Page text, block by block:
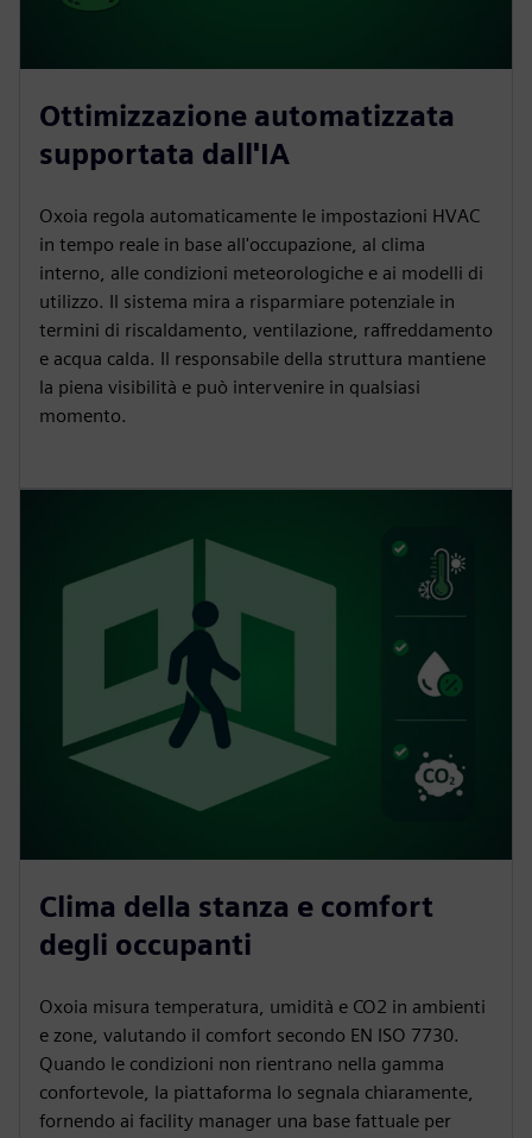
Ottimizzazione automatizzata
supportata dall'IA
Oxoia regola automaticamente le impostazioni HVAC
in tempo reale in base all'occupazione, al clima
interno, alle condizioni meteorologiche e ai modelli di
utilizzo. Il sistema mira a risparmiare potenziale in
termini di riscaldamento, ventilazione, raffreddamento
e acqua calda. Il responsabile della struttura mantiene
la piena visibilità e può intervenire in qualsiasi
momento.
Clima della stanza e comfort
degli occupanti
Oxoia misura temperatura, umidità e CO2 in ambienti
e zone, valutando il comfort secondo EN ISO 7730.
Quando le condizioni non rientrano nella gamma
confortevole, la piattaforma lo segnala chiaramente,
fornendo ai facility manager una base fattuale per